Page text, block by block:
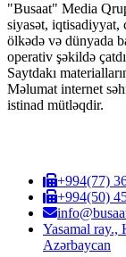
"Busaat" Media
siyasət, iqtisadiyyat,
ölkədə və dünyada
operativ şəkildə
Saytdakı
Məlumat internet
istinad mütləqdir.
+994(77)
+994(50)
Yasamal ray.,
Azərbaycan